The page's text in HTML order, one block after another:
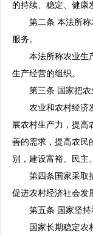
的持续、稳定、健康
第二条 本法所称农
服务。
本法所称农业生产
生产经营的组织。
第三条 国家把农
农业和农村经济发
展农村生产力，提高
善的需求，提高农民
别，建设富裕、民主
第四条国家采取措
促进农村经济社会发
第五条 国家坚持和
国家长期稳定农村